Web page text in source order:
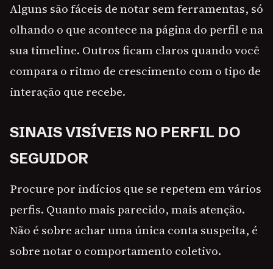
Alguns são fáceis de notar sem ferramentas, só
olhando o que acontece na página do perfil e na
sua timeline. Outros ficam claros quando você
compara o ritmo de crescimento com o tipo de
interação que recebe.
SINAIS VISÍVEIS NO PERFIL DO
SEGUIDOR
Procure por indícios que se repetem em vários
perfis. Quanto mais parecido, mais atenção.
Não é sobre achar uma única conta suspeita, é
sobre notar o comportamento coletivo.